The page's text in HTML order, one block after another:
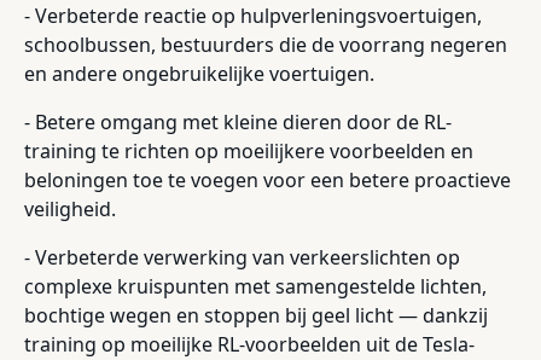
- Verbeterde reactie op hulpverleningsvoertuigen,
schoolbussen, bestuurders die de voorrang negeren
en andere ongebruikelijke voertuigen.
- Betere omgang met kleine dieren door de RL-
training te richten op moeilijkere voorbeelden en
beloningen toe te voegen voor een betere proactieve
veiligheid.
- Verbeterde verwerking van verkeerslichten op
complexe kruispunten met samengestelde lichten,
bochtige wegen en stoppen bij geel licht — dankzij
training op moeilijke RL-voorbeelden uit de Tesla-